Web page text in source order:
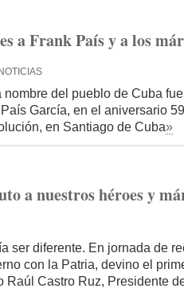
a Frank País y a los
nombre del pueblo de Cuba
García, en el aniversario
en Santiago de Cuba»
a nuestros héroes y
ser diferente. En jornada de
con la Patria, devino el
Raúl Castro Ruz, Presidente